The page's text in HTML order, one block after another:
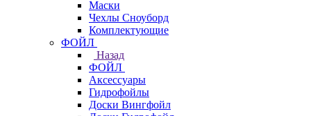
Маски
Чехлы Сноуборд
Комплектующие
ФОЙЛ
Назад
ФОЙЛ
Аксессуары
Гидрофойлы
Доски Вингфойл